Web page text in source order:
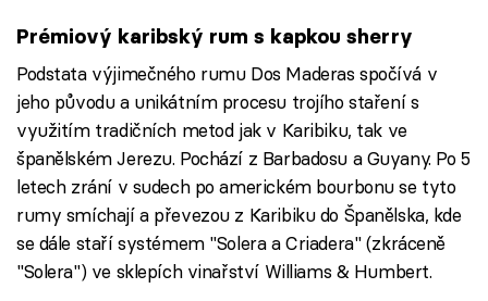
Prémiový karibský rum s kapkou sherry
Podstata výjimečného rumu Dos Maderas spočívá v
jeho původu a unikátním procesu trojího staření s
využitím tradičních metod jak v Karibiku, tak ve
španělském Jerezu. Pochází z Barbadosu a Guyany. Po 5
letech zrání v sudech po americkém bourbonu se tyto
rumy smíchají a převezou z Karibiku do Španělska, kde
se dále staří systémem "Solera a Criadera" (zkráceně
"Solera") ve sklepích vinařství Williams & Humbert.